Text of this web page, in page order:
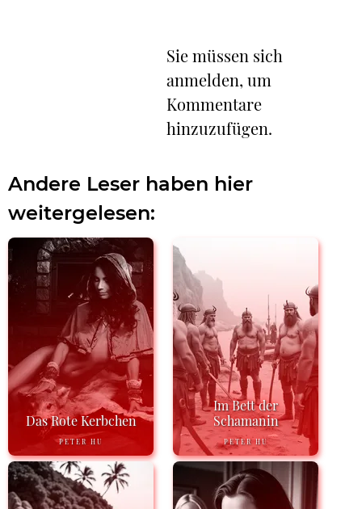
Sie müssen sich
anmelden, um
Kommentare
hinzuzufügen.
Andere Leser haben hier
weitergelesen:
Das Rote Kerbchen
PETER HU
Im Bett der
Schamanin
PETER HU